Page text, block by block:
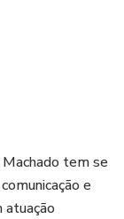
tem se
e
atuação